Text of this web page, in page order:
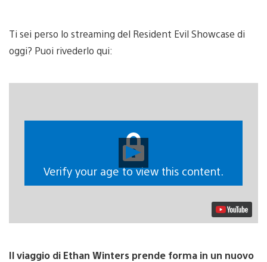
Ti sei perso lo streaming del Resident Evil Showcase di
oggi? Puoi rivederlo qui:
Riproduci
video
Verify your age to view this content.
Il viaggio di Ethan Winters prende forma in un nuovo